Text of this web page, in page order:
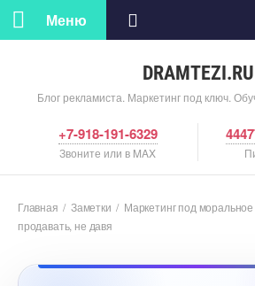
DRAMTEZI.RU
Блог рекламиста. Маркетинг под ключ.
Меню
+7-918-191-6329
Звоните или в MAX
Главная / Заметки / Маркетинг под
продавать, не давя